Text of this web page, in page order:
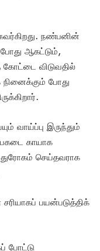
நண்பனின்
ஆகட்டும்,
விடுவதில்
போது
வாய்ப்பு இருந்தும்
பகடை காயாக
துரோகம் செய்தவராக
பயன்படுத்திக்
போட்டு